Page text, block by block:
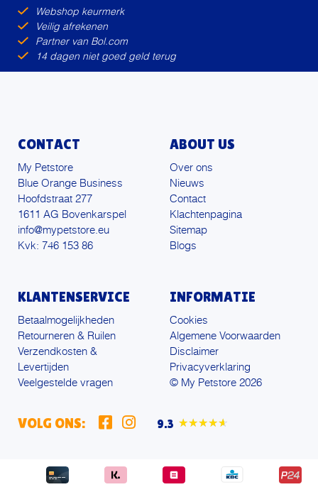
Webshop keurmerk
Veilig afrekenen
Partner van Bol.com
14 dagen niet goed geld terug
CONTACT
My Petstore
Blue Orange Business
Hoofdstraat 277
1611 AG Bovenkarspel
info@mypetstore.eu
Kvk: 746 153 86
ABOUT US
Over ons
Nieuws
Contact
Klachtenpagina
Sitemap
Blogs
KLANTENSERVICE
Betaalmogelijkheden
Retourneren & Ruilen
Verzendkosten &
Levertijden
Veelgestelde vragen
INFORMATIE
Cookies
Algemene Voorwaarden
Disclaimer
Privacyverklaring
© My Petstore 2026
VOLG ONS: 9.3 ★★★★★